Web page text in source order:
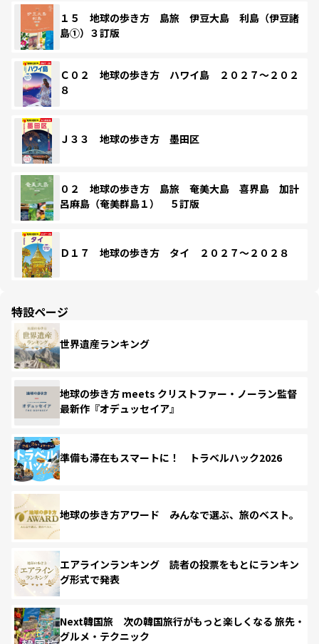
１５ 地球の歩き方 島旅 伊豆大島 利島（伊豆諸
島①）３訂版
Ｃ０２ 地球の歩き方 ハワイ島 ２０２７～２０２
８
Ｊ３３ 地球の歩き方 墨田区
０２ 地球の歩き方 島旅 奄美大島 喜界島 加計
呂麻島（奄美群島１） ５訂版
Ｄ１７ 地球の歩き方 タイ ２０２７～２０２８
特設ページ
世界遺産ランキング
地球の歩き方 meets クリストファー・ノーラン監督
最新作『オデュッセイア』
準備も滞在もスマートに！ トラベルハック2026
地球の歩き方アワード みんなで選ぶ、旅のベスト。
エアラインランキング 読者の投票をもとにランキン
グ形式で発表
Next韓国旅 次の韓国旅行がもっと楽しくなる 旅先・
グルメ・テクニック